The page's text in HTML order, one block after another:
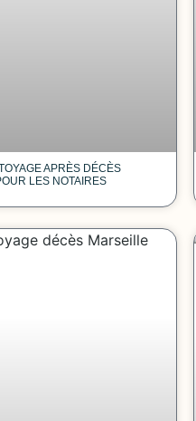
APRÈS DÉCÈS
LES NOTAIRES